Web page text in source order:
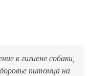
к гигиене собаки,
питомца на